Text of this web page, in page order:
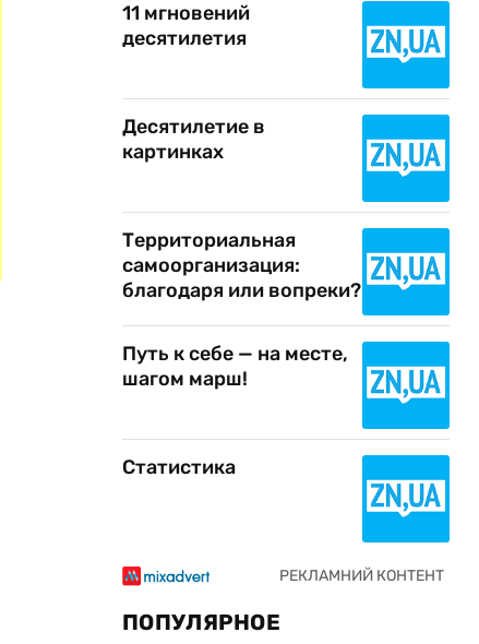
11 мгновений
десятилетия
Десятилетие в
картинках
Территориальная
самоорганизация:
благодаря или вопреки?
Путь к себе — на месте,
шагом марш!
Статистика
ПОПУЛЯРНОЕ